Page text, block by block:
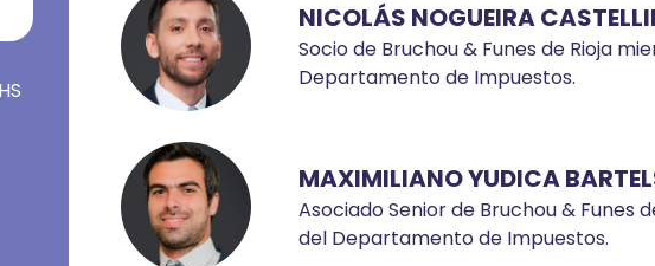
NICOLÁS NOGUEIRA
Socio de Bruchou & Funes de Rioja
Departamento de Impuestos.
MAXIMILIANO YUDICA
Asociado Senior de Bruchou & Funes
del Departamento de Impuestos.